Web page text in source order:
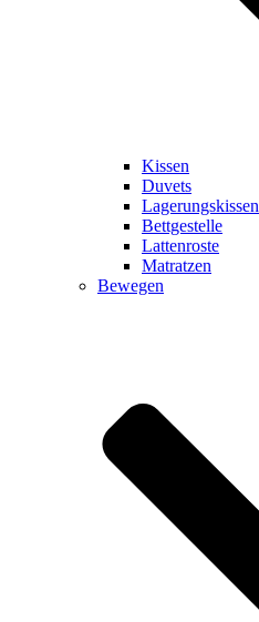
Kissen
Duvets
Lagerungskissen
Bettgestelle
Lattenroste
Matratzen
Bewegen